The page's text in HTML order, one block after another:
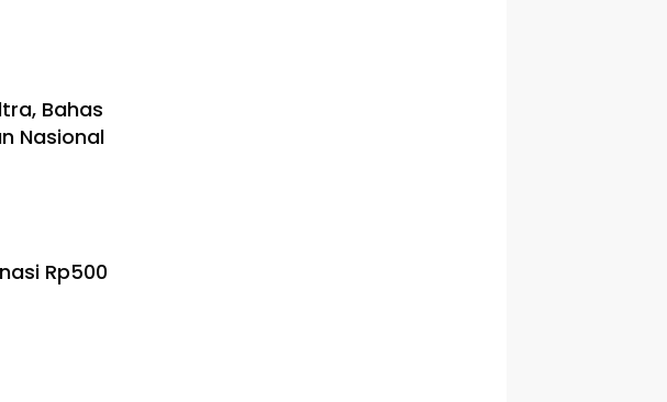
Bahas
Nasional
Rp500